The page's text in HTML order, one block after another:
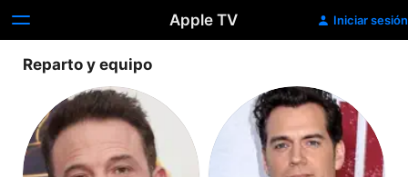
Apple TV Iniciar sesión
Reparto y equipo